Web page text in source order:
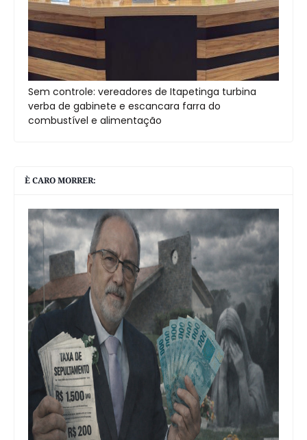
Sem controle: vereadores de Itapetinga turbina
verba de gabinete e escancara farra do
combustível e alimentação
È CARO MORRER: